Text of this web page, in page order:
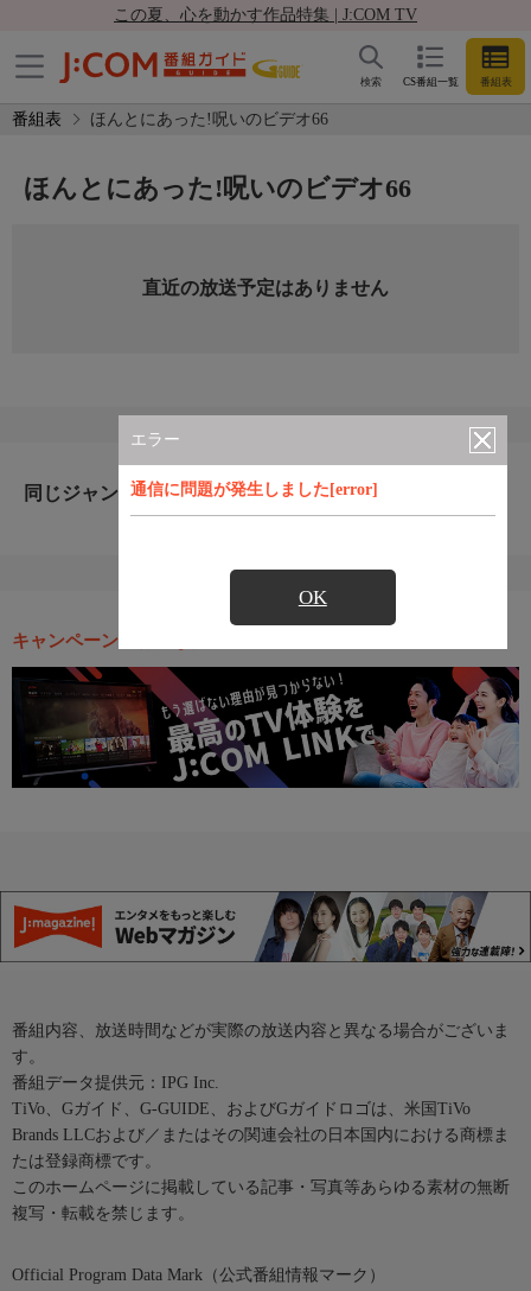
この夏、心を動かす作品特集 | J:COM TV
CS番組一覧 番組表
検索
番組表 ほんとにあった!呪いのビデオ66
エラー
通信に問題が発生しました[error]
OK
ほんとにあった!呪いのビデオ66
直近の放送予定はありません
同じジャンルのおすすめ番組
キャンペーン・お得な情報
番組内容、放送時間などが実際の放送内容と異なる場合がございま
す。
番組データ提供元：IPG Inc.
TiVo、Gガイド、G-GUIDE、およびGガイドロゴは、米国TiVo
Brands LLCおよび／またはその関連会社の日本国内における商標ま
たは登録商標です。
このホームページに掲載している記事・写真等あらゆる素材の無断
複写・転載を禁じます。
Official Program Data Mark（公式番組情報マーク）